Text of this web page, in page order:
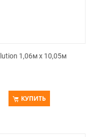
1,06м х 10,05м
КУПИТЬ